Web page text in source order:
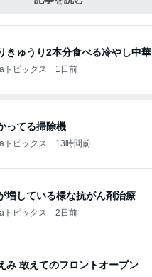
きゅうり2本分食べる冷やし中華
トピックス 1日前
ってる掃除機
トピックス 13時間前
増している様な抗がん剤治療
トピックス 2日前
み 敢えてのフロントオープン